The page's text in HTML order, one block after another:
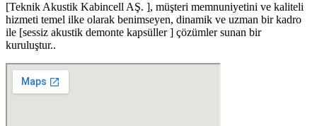
[Teknik Akustik Kabincell AŞ. ], müşteri memnuniyetini ve kaliteli
hizmeti temel ilke olarak benimseyen, dinamik ve uzman bir kadro
ile [sessiz akustik demonte kapsüller ] çözümler sunan bir
kuruluştur..